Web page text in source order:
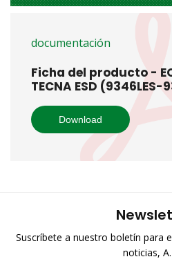
documentación
Ficha del producto -
TECNA ESD (9346LES-
Download
Suscríbete a nuestro boletín para
noticias,